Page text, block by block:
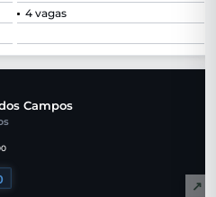
4 vagas
Campos
↗